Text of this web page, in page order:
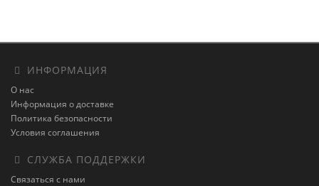
ИНФОРМАЦИЯ
О нас
Информация о доставке
Политика безопасности
Условия соглашения
СЛУЖБА ПОДДЕРЖКИ
Связаться с нами